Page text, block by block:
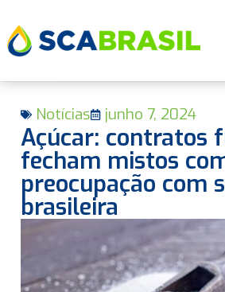
Notícias junho 7, 2024
Açúcar: contratos
fecham mistos
preocupação com
brasileira